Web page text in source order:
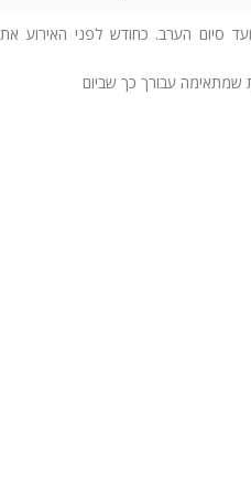
סיום הערב. כחודש לפני האירוע את
שמתאימה עבורך כך שביום